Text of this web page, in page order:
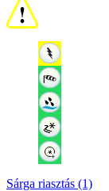
Sárga riasztás (1)